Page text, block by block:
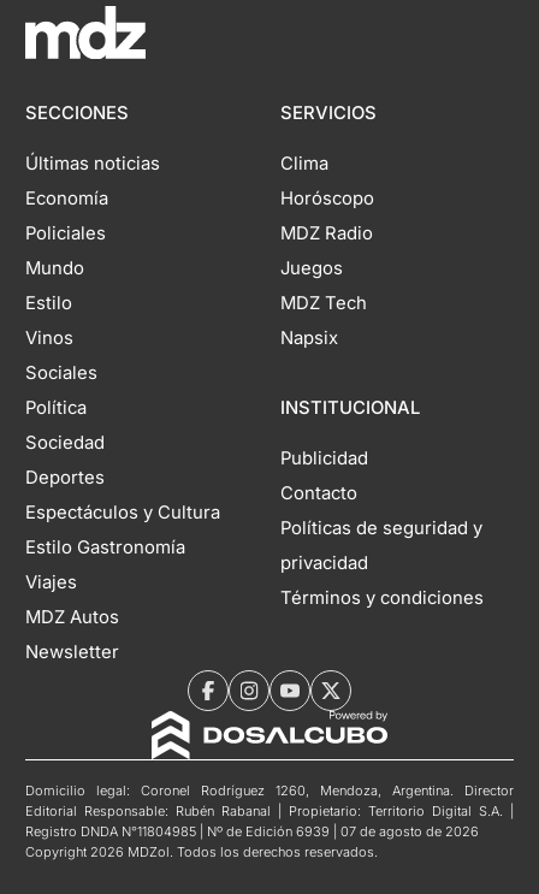
SECCIONES
Últimas noticias
Economía
Policiales
Mundo
Estilo
Vinos
Sociales
Política
Sociedad
Deportes
Espectáculos y Cultura
Estilo Gastronomía
Viajes
MDZ Autos
Newsletter
SERVICIOS
Clima
Horóscopo
MDZ Radio
Juegos
MDZ Tech
Napsix
INSTITUCIONAL
Publicidad
Contacto
Políticas de seguridad y
privacidad
Términos y condiciones
Domicilio legal: Coronel Rodríguez 1260, Mendoza, Argentina. Director
Editorial Responsable: Rubén Rabanal | Propietario: Territorio Digital S.A. |
Registro DNDA N°11804985 | Nº de Edición 6939 | 07 de agosto de 2026
Copyright 2026 MDZol. Todos los derechos reservados.